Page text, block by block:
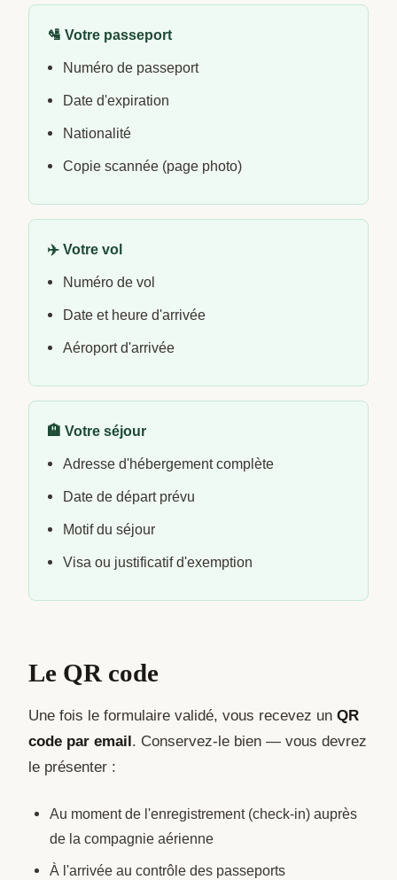
🛂 Votre passeport
Numéro de passeport
Date d'expiration
Nationalité
Copie scannée (page photo)
✈️ Votre vol
Numéro de vol
Date et heure d'arrivée
Aéroport d'arrivée
🏨 Votre séjour
Adresse d'hébergement complète
Date de départ prévu
Motif du séjour
Visa ou justificatif d'exemption
Le QR code
Une fois le formulaire validé, vous recevez un QR
code par email. Conservez-le bien — vous devrez
le présenter :
Au moment de l'enregistrement (check-in) auprès
de la compagnie aérienne
À l'arrivée au contrôle des passeports